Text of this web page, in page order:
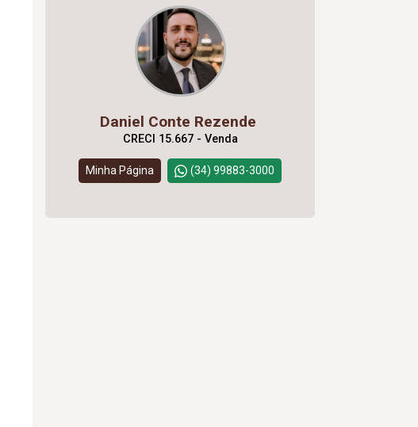
Daniel Conte Rezende
CRECI 15.667 - Venda
Minha Página (34) 99883-3000